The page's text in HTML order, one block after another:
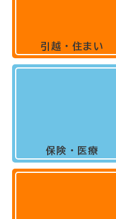
引越・住まい
保険・医療